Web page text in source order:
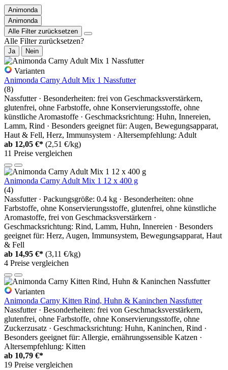
Animonda
Animonda
Alle Filter zurücksetzen
Alle Filter zurücksetzen?
Ja Nein
Varianten
Animonda Carny Adult Mix 1 Nassfutter
(8)
Nassfutter · Besonderheiten: frei von Geschmacksverstärkern,
glutenfrei, ohne Farbstoffe, ohne Konservierungsstoffe, ohne
künstliche Aromastoffe · Geschmacksrichtung: Huhn, Innereien,
Lamm, Rind · Besonders geeignet für: Augen, Bewegungsapparat,
Haut & Fell, Herz, Immunsystem · Altersempfehlung: Adult
ab 12,05 €* (2,51 €/kg)
11 Preise vergleichen
Animonda Carny Adult Mix 1 12 x 400 g
(4)
Nassfutter · Packungsgröße: 0.4 kg · Besonderheiten: ohne
Farbstoffe, ohne Konservierungsstoffe, glutenfrei, ohne künstliche
Aromastoffe, frei von Geschmacksverstärkern ·
Geschmacksrichtung: Rind, Lamm, Huhn, Innereien · Besonders
geeignet für: Herz, Augen, Immunsystem, Bewegungsapparat, Haut
& Fell
ab 14,95 €* (3,11 €/kg)
4 Preise vergleichen
Varianten
Animonda Carny Kitten Rind, Huhn & Kaninchen Nassfutter
Nassfutter · Besonderheiten: frei von Geschmacksverstärkern,
glutenfrei, ohne Farbstoffe, ohne Konservierungsstoffe, ohne
Zuckerzusatz · Geschmacksrichtung: Huhn, Kaninchen, Rind ·
Besonders geeignet für: Allergie, ernährungssensible Katzen ·
Altersempfehlung: Kitten
ab 10,79 €*
19 Preise vergleichen